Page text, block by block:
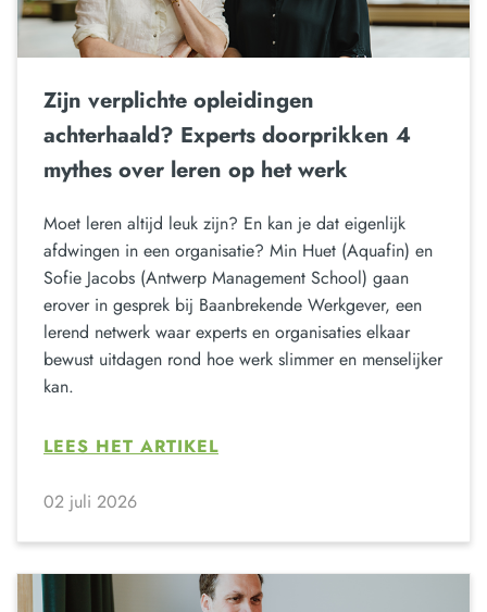
Zijn verplichte opleidingen
achterhaald? Experts doorprikken 4
mythes over leren op het werk
Moet leren altijd leuk zijn? En kan je dat eigenlijk
afdwingen in een organisatie? Min Huet (Aquafin) en
Sofie Jacobs (Antwerp Management School) gaan
erover in gesprek bij Baanbrekende Werkgever, een
lerend netwerk waar experts en organisaties elkaar
bewust uitdagen rond hoe werk slimmer en menselijker
kan.
LEES HET ARTIKEL
02 juli 2026